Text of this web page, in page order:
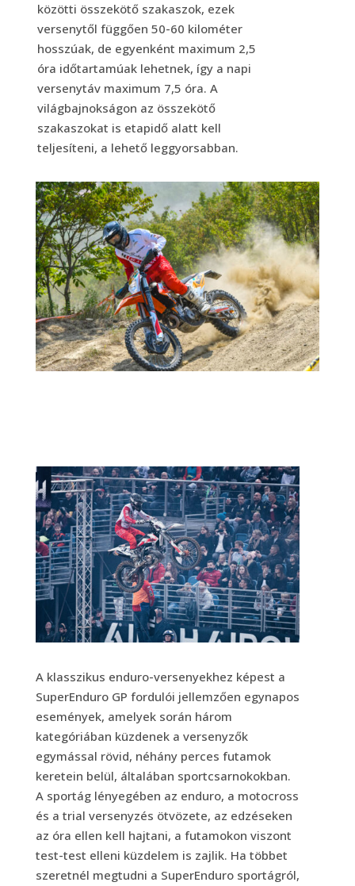
közötti összekötő szakaszok, ezek
versenytől függően 50-60 kilométer
hosszúak, de egyenként maximum 2,5
óra időtartamúak lehetnek, így a napi
versenytáv maximum 7,5 óra. A
világbajnokságon az összekötő
szakaszokat is etapidő alatt kell
teljesíteni, a lehető leggyorsabban.
A klasszikus enduro-versenyekhez képest a
SuperEnduro GP fordulói jellemzően egynapos
események, amelyek során három
kategóriában küzdenek a versenyzők
egymással rövid, néhány perces futamok
keretein belül, általában sportcsarnokokban.
A sportág lényegében az enduro, a motocross
és a trial versenyzés ötvözete, az edzéseken
az óra ellen kell hajtani, a futamokon viszont
test-test elleni küzdelem is zajlik. Ha többet
szeretnél megtudni a SuperEnduro sportágról,